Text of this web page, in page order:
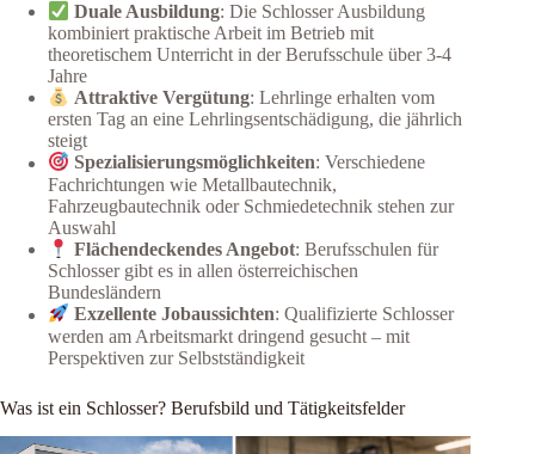
Duale Ausbildung: Die Schlosser Ausbildung
kombiniert praktische Arbeit im Betrieb mit
theoretischem Unterricht in der Berufsschule über 3-4
Jahre
Attraktive Vergütung: Lehrlinge erhalten vom
ersten Tag an eine Lehrlingsentschädigung, die jährlich
steigt
Spezialisierungsmöglichkeiten: Verschiedene
Fachrichtungen wie Metallbautechnik,
Fahrzeugbautechnik oder Schmiedetechnik stehen zur
Auswahl
Flächendeckendes Angebot: Berufsschulen für
Schlosser gibt es in allen österreichischen
Bundesländern
Exzellente Jobaussichten: Qualifizierte Schlosser
werden am Arbeitsmarkt dringend gesucht – mit
Perspektiven zur Selbstständigkeit
Was ist ein Schlosser? Berufsbild und Tätigkeitsfelder